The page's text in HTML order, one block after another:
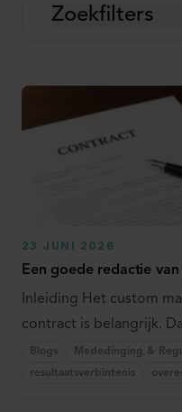
Zoekfilters
Selecteer sector
23 JUNI 2026
Een goede redactie
Inleiding Het custom
contract is belangrijk.
Blogs Mededinging &
resultaatsverbintenis